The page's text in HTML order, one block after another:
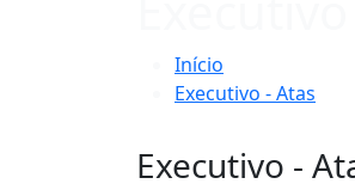
Início
Executivo - Atas
Executivo -